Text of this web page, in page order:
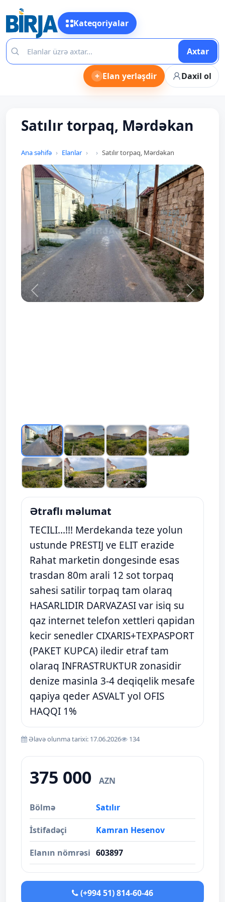
Kateqoriyalar
Axtar
+ Elan yerləşdir Daxil ol
Satılır torpaq, Mərdəkan
Ana səhifə Elanlar Satılır torpaq, Mərdəkan
Prev Next
Ətraflı məlumat
TECILI...!!! Merdekanda teze yolun
ustunde PRESTIJ ve ELIT erazide
Rahat marketin dongesinde esas
trasdan 80m arali 12 sot torpaq
sahesi satilir torpaq tam olaraq
HASARLIDIR DARVAZASI var isiq su
qaz internet telefon xettleri qapidan
kecir senedler CIXARIS+TEXPASPORT
(PAKET KUPCA) iledir etraf tam
olaraq INFRASTRUKTUR zonasidir
denize masinla 3-4 deqiqelik mesafe
qapiya qeder ASVALT yol OFIS
HAQQI 1%
Əlavə olunma tarixi: 17.06.2026 134
375 000 AZN
Bölmə Satılır
İstifadəçi Kamran Hesenov
Elanın nömrəsi 603897
(+994 51) 814-60-46